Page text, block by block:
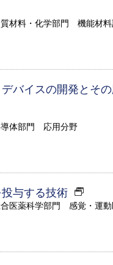
材料・化学部門 機能材
バイスの開発とその
導体部門 応用分野
与する技術
医薬科学部門 感覚・運